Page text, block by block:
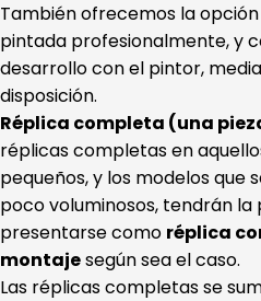
También ofrecemos la
pintada profesionalmente, y
desarrollo con el pintor,
disposición.
Réplica completa (una
réplicas completas en
pequeños, y los modelos que
poco voluminosos, tendrán
presentarse como réplica
montajesegún sea el caso.
Las réplicas completas se